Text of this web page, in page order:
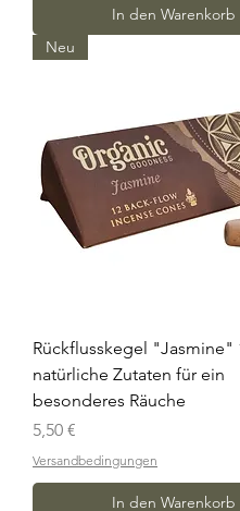
In den Warenkorb
Neu
Rückflusskegel "Jasmine"
natürliche Zutaten für ein
besonderes Räuche
Preis
5,50 €
Versandbedingungen
In den Warenkorb